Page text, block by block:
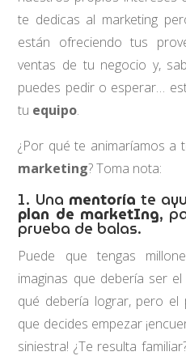
te dedicas al marketing
están ofreciendo tus
ventas de tu negocio y,
puedes pedir o esperar…
tu equipo.
¿Por qué te animaríamos a
marketing? Toma nota:
1. Una mentoría te
plan de marketIng,
prueba de balas.
Puede que tengas
imaginas que debería ser el
qué debería lograr, pero
que decides empezar
siniestra! ¿Te resulta